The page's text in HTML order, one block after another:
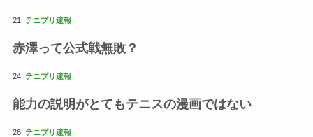
21: テニプリ速報
赤澤って公式戦無敗？
24: テニプリ速報
能力の説明がとてもテニスの漫画ではない
26: テニプリ速報